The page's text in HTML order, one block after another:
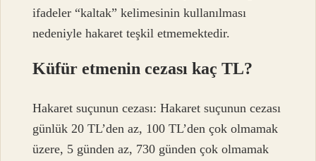
ifadeler “kaltak” kelimesinin kullanılması
nedeniyle hakaret teşkil etmemektedir.
Küfür etmenin cezası kaç TL?
Hakaret suçunun cezası: Hakaret suçunun cezası
günlük 20 TL’den az, 100 TL’den çok olmamak
üzere, 5 günden az, 730 günden çok olmamak